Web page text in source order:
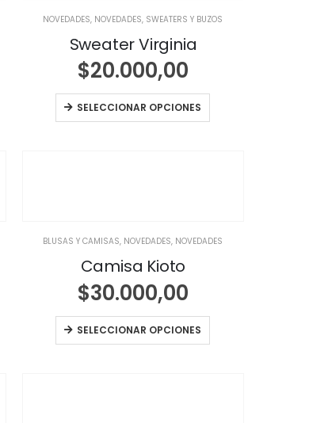
NOVEDADES, NOVEDADES, SWEATERS Y BUZOS
Sweater Virginia
$20.000,00
SELECCIONAR OPCIONES
BLUSAS Y CAMISAS, NOVEDADES, NOVEDADES
Camisa Kioto
$30.000,00
SELECCIONAR OPCIONES